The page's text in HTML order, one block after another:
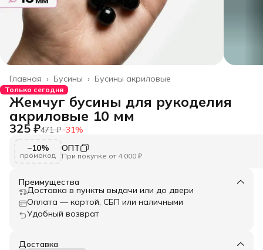
Бусины акриловые
Бусины ›
Главная ›
Только сегодня
Жемчуг бусины для рукоделия
акриловые 10 мм
325 ₽471 ₽−31%
−10%
промокод
ОПТ
При покупке от 4 000 ₽
Преимущества
Доставка в пункты выдачи или до двери
Оплата — картой, СБП или наличными
Удобный возврат
Доставка